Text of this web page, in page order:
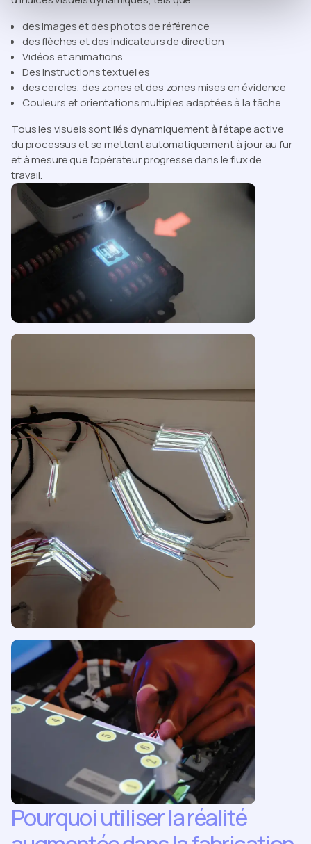
des images et des photos de référence
des flèches et des indicateurs de direction
Vidéos et animations
Des instructions textuelles
des cercles, des zones et des zones mises en évidence
Couleurs et orientations multiples adaptées à la tâche
Tous les visuels sont liés dynamiquement à l'étape active
du processus et se mettent automatiquement à jour au fur
et à mesure que l'opérateur progresse dans le flux de
travail.
Pourquoi utiliser la réalité